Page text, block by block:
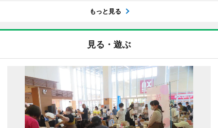
もっと見る
見る・遊ぶ